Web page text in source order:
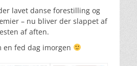
lavet danse forestilling og
– nu bliver der slappet af
af aften.
en fed dag imorgen